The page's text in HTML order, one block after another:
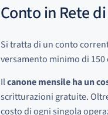
Conto in Rete
Si tratta di un conto
versamento minimo di 150
Ilcanone mensile ha un
scritturazioni gratuite.
costo di ogni singola